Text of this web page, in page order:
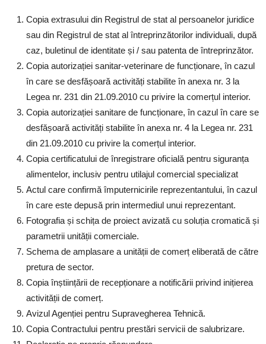
Copia extrasului din Registrul de stat al persoanelor juridice
sau din Registrul de stat al întreprinzătorilor individuali, după
caz, buletinul de identitate și / sau patenta de întreprinzător.
Copia autorizației sanitar-veterinare de funcționare, în cazul
în care se desfășoară activități stabilite în anexa nr. 3 la
Legea nr. 231 din 21.09.2010 cu privire la comerțul interior.
Copia autorizației sanitare de funcționare, în cazul în care se
desfășoară activități stabilite în anexa nr. 4 la Legea nr. 231
din 21.09.2010 cu privire la comerțul interior.
Copia certificatului de înregistrare oficială pentru siguranța
alimentelor, inclusiv pentru utilajul comercial specializat
Actul care confirmă împuternicirile reprezentantului, în cazul
în care este depusă prin intermediul unui reprezentant.
Fotografia și schița de proiect avizată cu soluția cromatică și
parametrii unității comerciale.
Schema de amplasare a unității de comerț eliberată de către
pretura de sector.
Copia înștiințării de recepționare a notificării privind inițierea
activității de comerț.
Avizul Agenției pentru Supravegherea Tehnică.
Copia Contractului pentru prestări servicii de salubrizare.